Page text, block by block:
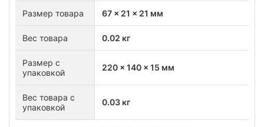
Размер товара 67 x 21 x 21 мм
Вес товара 0.02 кг
Размер с
упаковкой
220 x 140 x 15 мм
Вес товара с
упаковкой
0.03 кг